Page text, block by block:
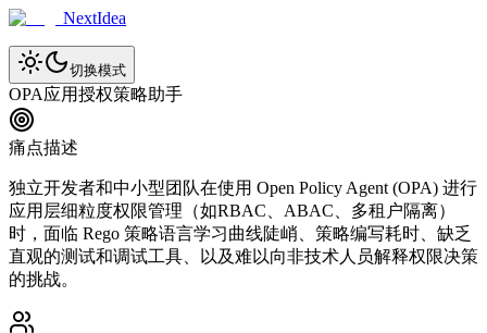
NextIdea
切换模式
OPA应用授权策略助手
痛点描述
独立开发者和中小型团队在使用 Open Policy Agent (OPA) 进行
应用层细粒度权限管理（如RBAC、ABAC、多租户隔离）
时，面临 Rego 策略语言学习曲线陡峭、策略编写耗时、缺乏
直观的测试和调试工具、以及难以向非技术人员解释权限决策
的挑战。